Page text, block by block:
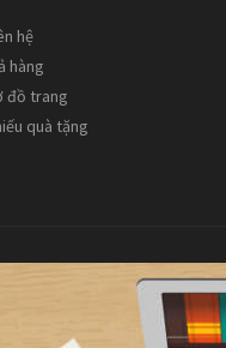
hệ
hàng
đồ trang
quà tặng